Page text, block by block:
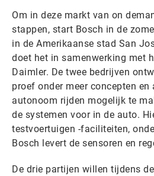
Om in deze markt van on
stappen, start Bosch in de
in de Amerikaanse stad San
doet het in samenwerking met
Daimler. De twee bedrijven
proef onder meer concepten en
autonoom rijden mogelijk te
de systemen voor in de auto.
testvoertuigen -faciliteiten,
Bosch levert de sensoren en
De drie partijen willen tijdens